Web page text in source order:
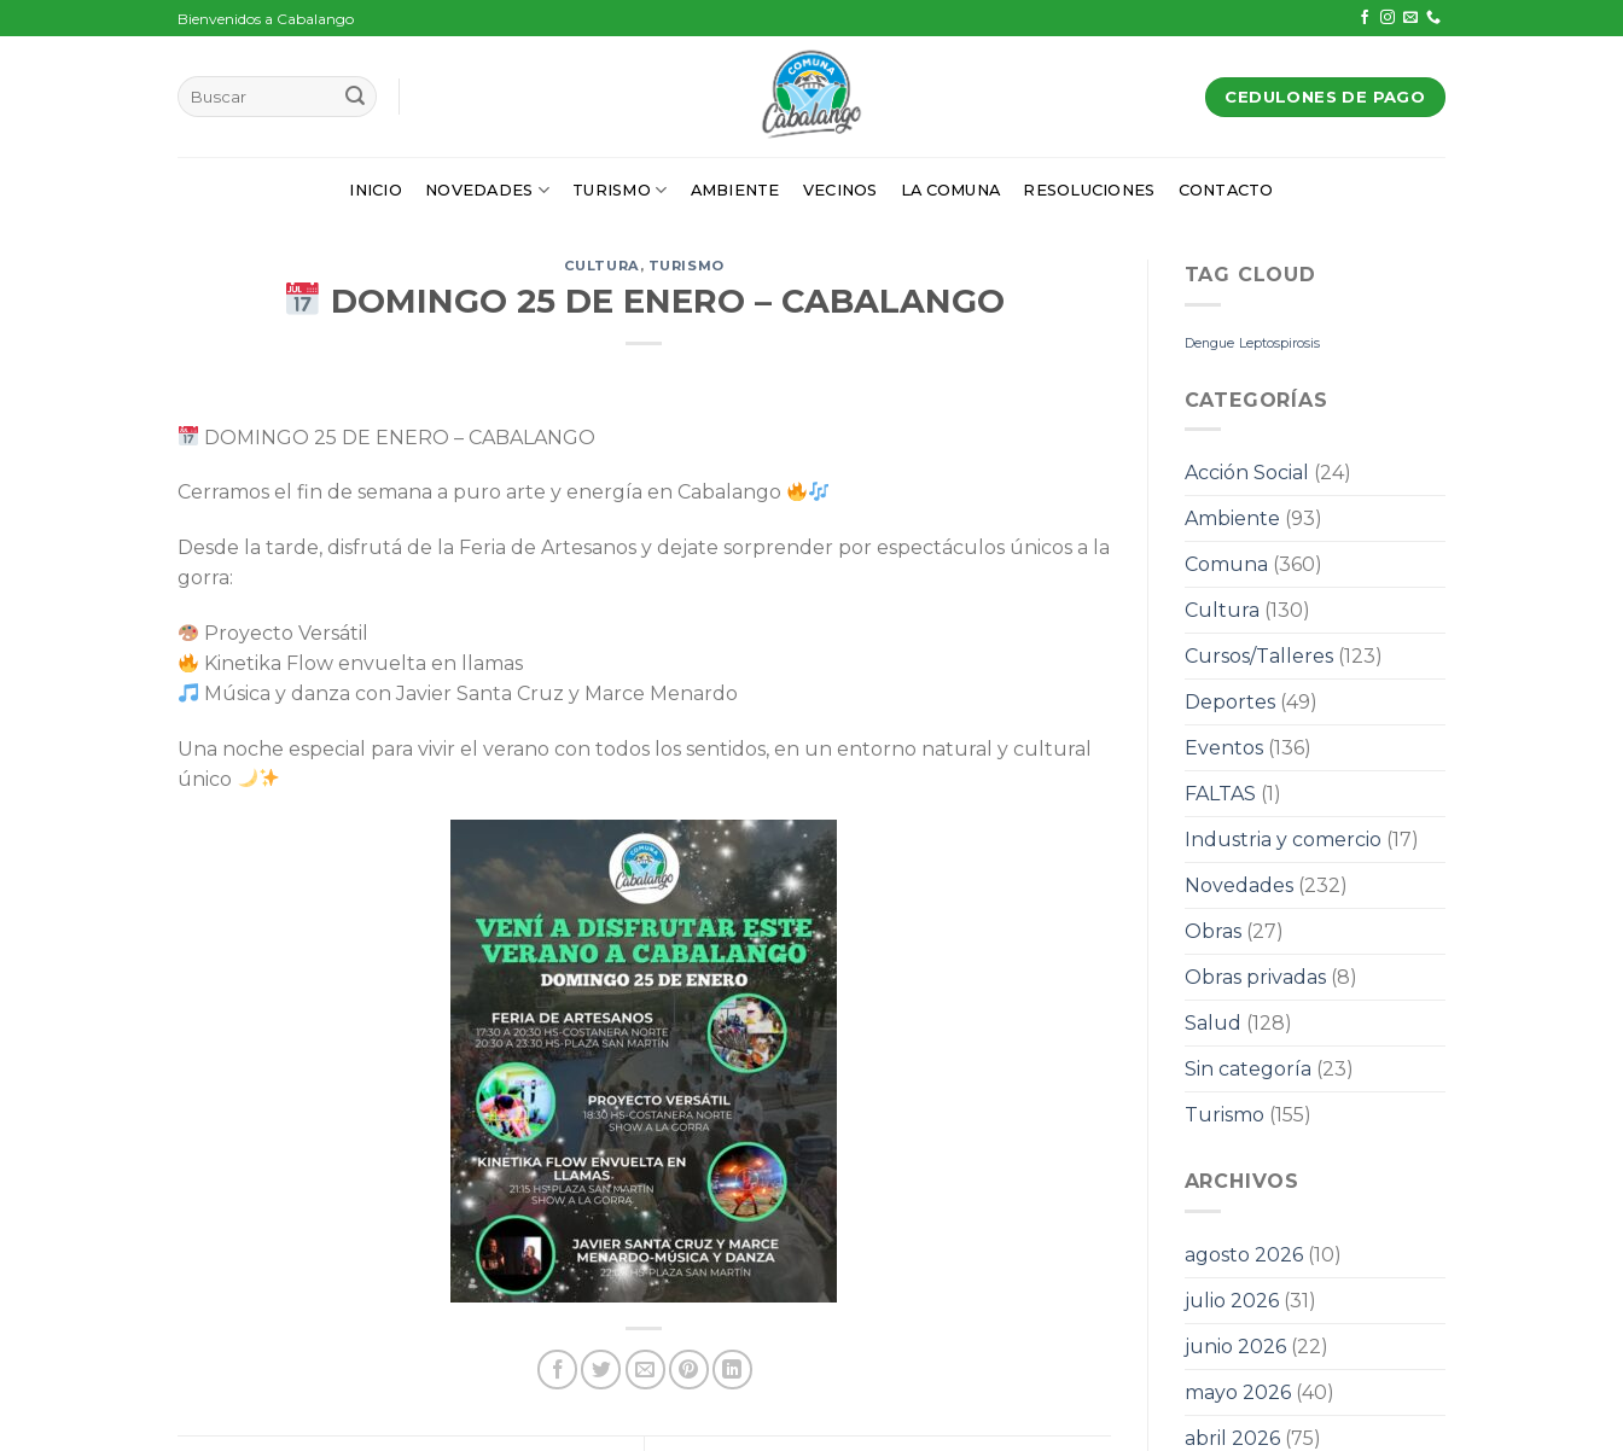
to
Bienvenidos a Cabalango
CEDULONES DE PAGO
INICIO NOVEDADES TURISMO AMBIENTE VECINOS LA COMUNA RESOLUCIONES CONTACTO
CULTURA, TURISMO
DOMINGO 25 DE ENERO – CABALANGO
DOMINGO 25 DE ENERO – CABALANGO
Cerramos el fin de semana a puro arte y energía en Cabalango
Desde la tarde, disfrutá de la Feria de Artesanos y dejate sorprender por espectáculos únicos a la
gorra:
Proyecto Versátil
Kinetika Flow envuelta en llamas
Música y danza con Javier Santa Cruz y Marce Menardo
Una noche especial para vivir el verano con todos los sentidos, en un entorno natural y cultural
único
TAG CLOUD
Dengue Leptospirosis
CATEGORÍAS
Acción Social
(24)
Ambiente (93)
Comuna (360)
Cultura (130)
Cursos/Talleres(123)
Deportes(49)
Eventos(136)
FALTAS (1)
Industria y comercio (17)
Novedades(232)
Obras(27)
Obras privadas(8)
Salud (128)
Sin categoría (23)
Turismo (155)
ARCHIVOS
agosto 2026(10)
julio 2026(31)
junio 2026(22)
mayo 2026(40)
abril 2026(75)